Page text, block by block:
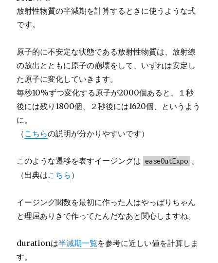
放射性物質の半減期を計算するときに使うような式
です。
原子的に不安定な状態である放射性物質は、放射線
の放出とともに原子の崩壊をして、いずれは安定し
た原子に変化していきます。
毎秒10%ずつ変化する原子が2000個あると、１秒
後には残り1800個、２秒後には1620個、というよう
に。
（ こちらの説明が分かりやすいです）
このような遷移を表すイージングは easeOutExpo 。
（出典はこちら ）
イージング関数を最初に作った人はやっぱりちゃん
と理屈ありきで作ってたんだなあと関心しますね。
durationは半減期一覧を参考に近しい値を計算しま
す。